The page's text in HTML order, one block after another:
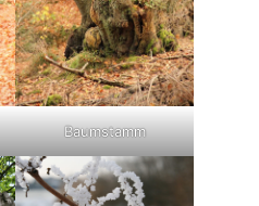
Baumstamm